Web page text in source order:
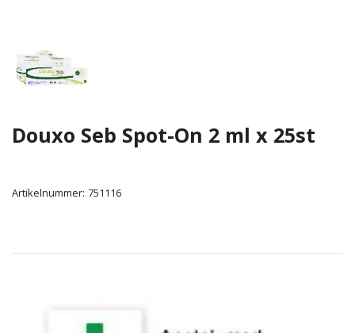
Douxo Seb Spot-On 2 ml x 25st
Artikelnummer: 751116